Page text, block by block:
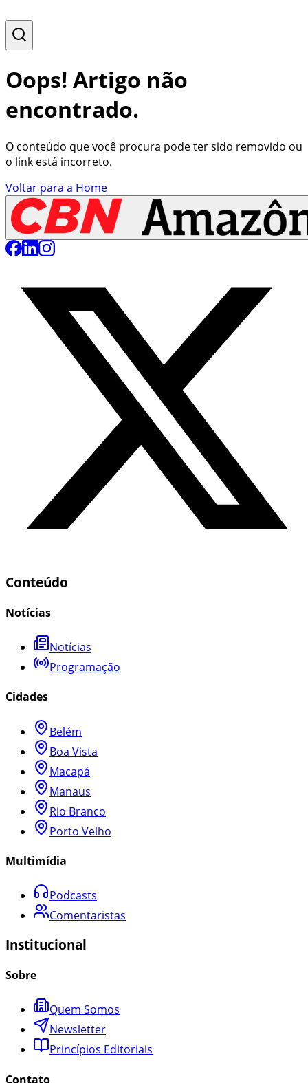
Oops! Artigo não
encontrado.
O conteúdo que você procura pode ter sido removido ou
o link está incorreto.
Voltar para a Home
Conteúdo
Notícias
Notícias
Programação
Cidades
Belém
Boa Vista
Macapá
Manaus
Rio Branco
Porto Velho
Multimídia
Podcasts
Comentaristas
Institucional
Sobre
Quem Somos
Newsletter
Princípios Editoriais
Contato